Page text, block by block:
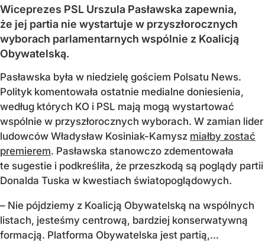
Wiceprezes PSL Urszula Pasławska zapewnia,
że jej partia nie wystartuje w przyszłorocznych
wyborach parlamentarnych wspólnie z Koalicją
Obywatelską.
Pasławska była w niedzielę gościem Polsatu News.
Polityk komentowała ostatnie medialne doniesienia,
według których KO i PSL mają mogą wystartować
wspólnie w przyszłorocznych wyborach. W zamian lider
ludowców Władysław Kosiniak-Kamysz miałby zostać
premierem. Pasławska stanowczo zdementowała
te sugestie i podkreśliła, że przeszkodą są poglądy partii
Donalda Tuska w kwestiach światopoglądowych.
– Nie pójdziemy z Koalicją Obywatelską na wspólnych
listach, jesteśmy centrową, bardziej konserwatywną
formacją. Platforma Obywatelska jest partią,...